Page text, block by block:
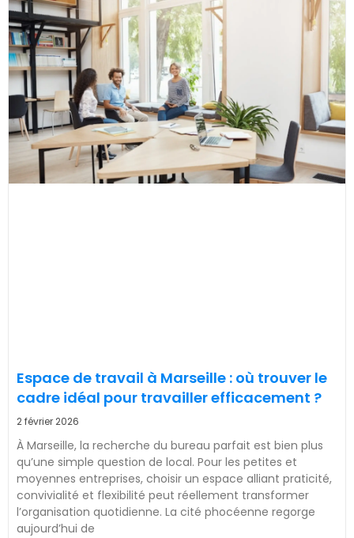
Espace de travail à Marseille : où trouver le
cadre idéal pour travailler efficacement ?
2 février 2026
À Marseille, la recherche du bureau parfait est bien plus
qu’une simple question de local. Pour les petites et
moyennes entreprises, choisir un espace alliant praticité,
convivialité et flexibilité peut réellement transformer
l’organisation quotidienne. La cité phocéenne regorge
aujourd’hui de